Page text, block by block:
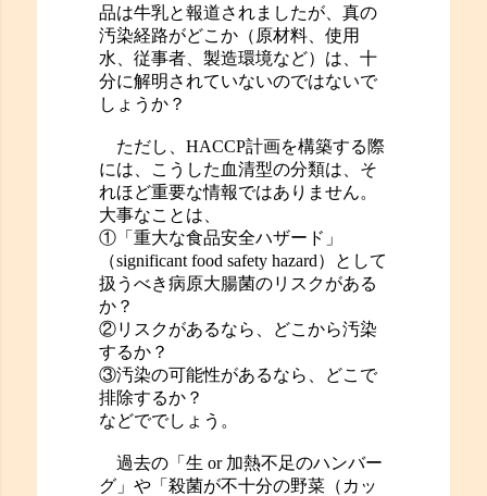
品は牛乳と報道されましたが、真の
汚染経路がどこか（原材料、使用
水、従事者、製造環境など）は、十
分に解明されていないのではないで
しょうか？
ただし、HACCP計画を構築する際
には、こうした血清型の分類は、そ
れほど重要な情報ではありません。
大事なことは、
①「重大な食品安全ハザード」
（significant food safety hazard）として
扱うべき病原大腸菌のリスクがある
か？
②リスクがあるなら、どこから汚染
するか？
③汚染の可能性があるなら、どこで
排除するか？
などででしょう。
過去の「生 or 加熱不足のハンバー
グ」や「殺菌が不十分の野菜（カッ